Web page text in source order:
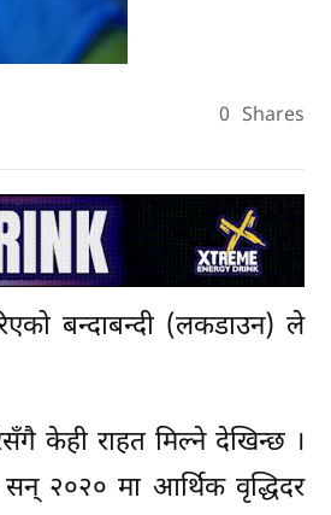
0 Shares
बन्दाबन्दी (लकडाउन) ले
केही राहत मिल्ने देखिन्छ ।
सन् २०२० मा आर्थिक वृद्धिदर